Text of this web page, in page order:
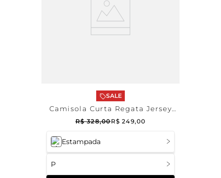
Estampada
P
SALE
Camisola Curta Regata Jersey
Mirabelle
R$ 328,00R$ 249,00